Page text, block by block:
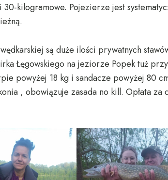
kilogramowe. Pojezierze jest
są duże ilości prywatnych
Łęgowskiego na jeziorze Popek tuż przy
powyżej 18 kg i sandacze powyżej 80
, obowiązuje zasada no kill. Opłata za